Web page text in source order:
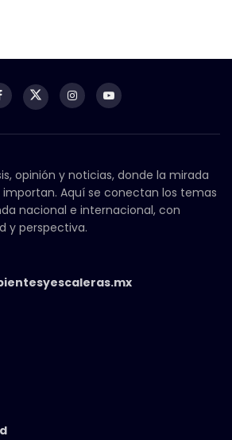
opinión y noticias, donde la mirada
Aquí se conectan los temas
nacional e internacional, con
y perspectiva.